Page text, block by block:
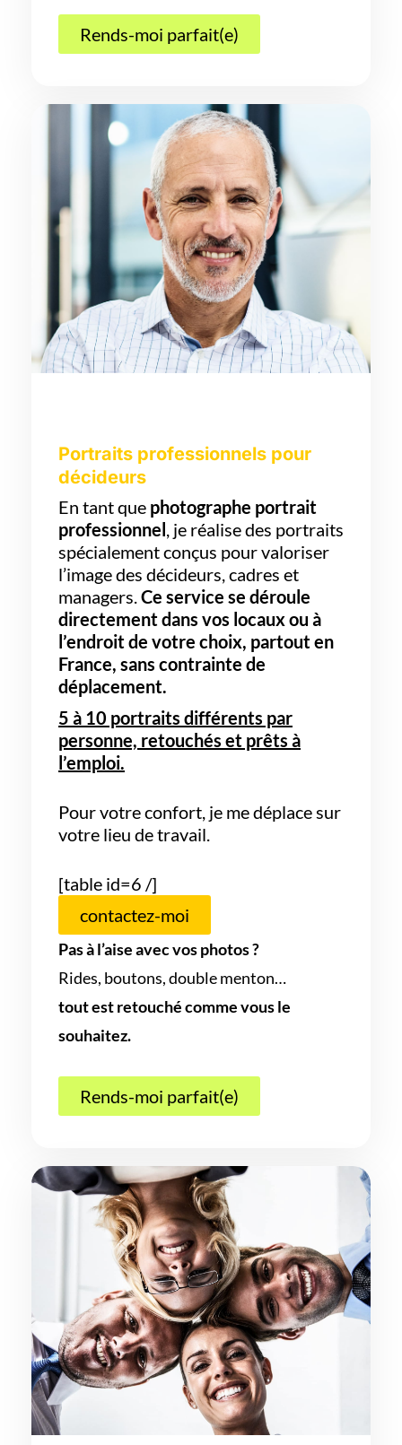
Rends-moi parfait(e)
Portraits professionnels pour
décideurs
En tant que photographe portrait
professionnel , je réalise des portraits
spécialement conçus pour valoriser
l’image des décideurs, cadres et
managers. Ce service se déroule
directement dans vos locaux ou à
l’endroit de votre choix, partout en
France, sans contrainte de
déplacement.
5 à 10 portraits différents par
personne, retouchés et prêts à
l’emploi.
Pour votre confort, je me déplace sur
votre lieu de travail.
[table id=6 /]
contactez-moi
Pas à l’aise avec vos photos ?
Rides, boutons, double menton…
tout est retouché comme vous le
souhaitez.
Rends-moi parfait(e)